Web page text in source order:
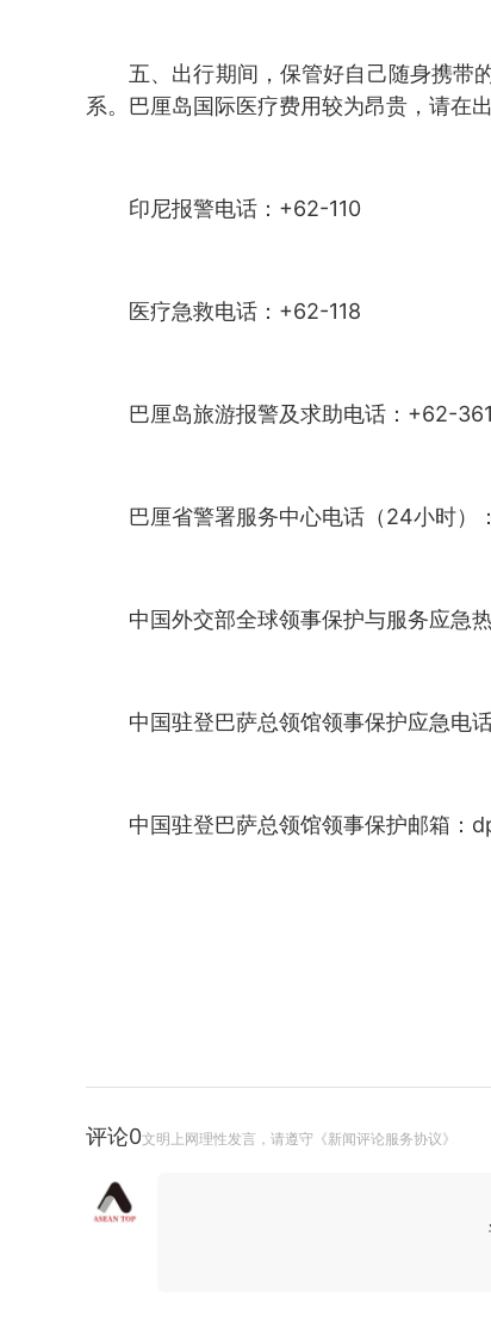
五、出行期间，保管好自己随身携带
系。巴厘岛国际医疗费用较为昂贵，请在
印尼报警电话：+62-110
医疗急救电话：+62-118
巴厘岛旅游报警及求助电话：+62-
巴厘省警署服务中心电话（24小时
中国外交部全球领事保护与服务应
中国驻登巴萨总领馆领事保护应急电
中国驻登巴萨总领馆领事保护邮箱：
评论0文明上网理性发言，请遵守《新闻评论服务协议》